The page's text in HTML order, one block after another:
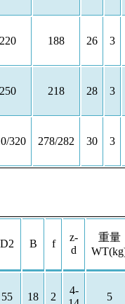
220 188 26 3
250 218 28 3
320 278/282 30 3
D2 B f
z-
d
重量
55 18 2
4-
5